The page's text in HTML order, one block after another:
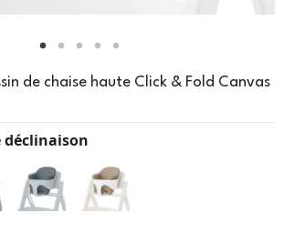
de chaise haute Click & Fold Canvas
déclinaison